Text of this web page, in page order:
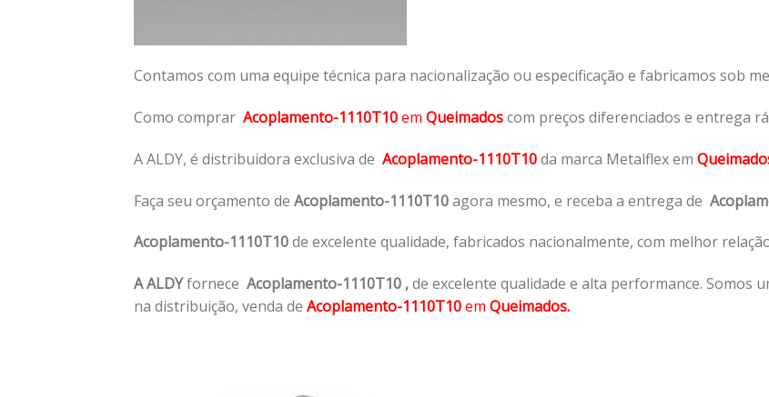
Contamos com uma equipe técnica para nacionalização ou especificação e fabricamos sob
Como comprar Acoplamento-1110T10em Queimadoscom preços diferenciados e entrega
A ALDY, é distribuidora exclusiva de Acoplamento-1110T10da marca Metalflex em
Faça seu orçamento de Acoplamento-1110T10agora mesmo, e receba a entrega de
Acoplamento-1110T10de excelente qualidade, fabricados nacionalmente, com melhor
A ALDYfornece Acoplamento-1110T10 ,de excelente qualidade e alta performance. Somos
na distribuição, venda de Acoplamento-1110T10em Queimados.